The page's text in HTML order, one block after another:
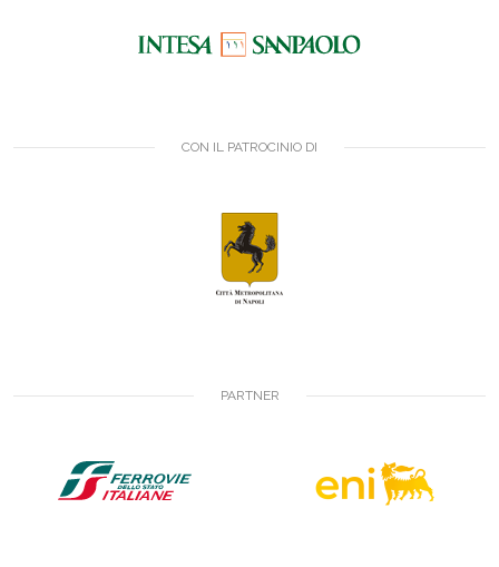
CON IL PATROCINIO DI
PARTNER